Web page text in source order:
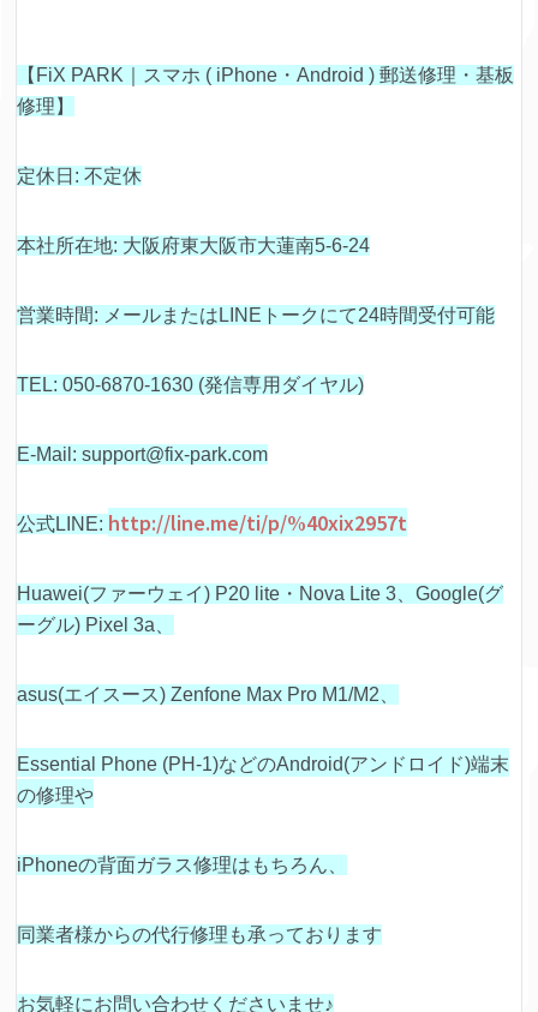
【FiX PARK｜スマホ ( iPhone・Android ) 郵送修理・基板
修理】
定休日: 不定休
本社所在地: 大阪府東大阪市大蓮南5-6-24
営業時間: メールまたはLINEトークにて24時間受付可能
TEL: 050-6870-1630 (発信専用ダイヤル)
E-Mail: support@fix-park.com
公式LINE: http://line.me/ti/p/%40xix2957t
Huawei(ファーウェイ) P20 lite・Nova Lite 3、Google(グ
ーグル) Pixel 3a、
asus(エイスース) Zenfone Max Pro M1/M2、
Essential Phone (PH-1)などのAndroid(アンドロイド)端末
の修理や
iPhoneの背面ガラス修理はもちろん、
同業者様からの代行修理も承っております
お気軽にお問い合わせくださいませ♪